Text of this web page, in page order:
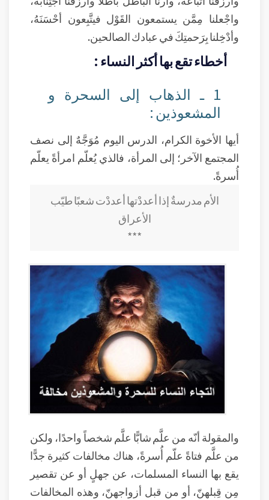
واجْعلنا مِمَّن يستمعون القَوْل فيتَّبِعون أحْسَنَهُ،
وأدْخِلنا بِرَحمتِكَ في عبادك الصالحين.
أخطاء تقع بها أكثر النساء :
1 ـ الذهاب إلى السحرة و
المشعوذين :
أيها الأخوة الكرام، الدرس اليوم مُوَجَّهٌ إلى نصف
المجتمع الآخر؛ إلى المرأة، فالذي يُعلّم امرأةً يعلّم
أُسرةً.
الأم مدرسةٌ إذا أعددْتها أعددْت شعبًا طيّب
الأعراق
***
والمقولة أنّه من علَّم شابًّا علَّم شخصاً واحدًا، ولكن
من علَّم فتاةً علّم أُسرةً، هناك مخالفات كثيرة جدًّا
يقع بها النساء المسلمات، عن جهلٍ أو عن تقصير
مِن قِبلهنّ، أو من قبل أزواجهنّ، وهذه المخالفات